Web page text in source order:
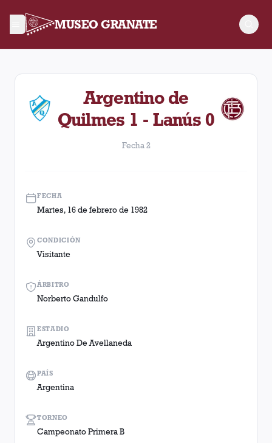
MUSEO GRANATE
Fecha 2. Partido entre Lanús y Argentino de Quilmes
Argentino de
Quilmes 1 - Lanús 0
Fecha 2
FECHA
Martes, 16 de febrero de 1982
ÁRBITRO
Norberto Gandulfo
TORNEO
Campeonato Primera B
CONDICIÓN
Visitante
ESTADIO
Argentino De Avellaneda
PAÍS
Argentina